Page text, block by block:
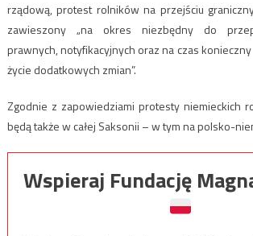
rządową, protest rolników na przejściu
zawieszony „na okres niezbędny do
prawnych, notyfikacyjnych oraz na czas
życie dodatkowych zmian”.
Zgodnie z zapowiedziami protesty niemieckich
będą także w całej Saksonii – w tym na polsko-
Wspieraj Fundację